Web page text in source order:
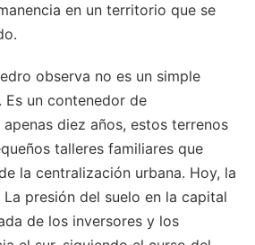
en un territorio que se
observa no es un simple
un contenedor de
diez años, estos terrenos
talleres familiares que
la centralización urbana. Hoy, la
presión del suelo en la capital
de los inversores y los